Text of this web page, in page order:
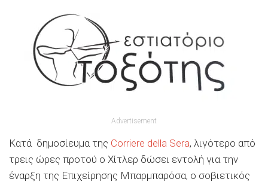
Advertisement
Κατά δημοσίευμα της Corriere della Sera, λιγότερο από
τρεις ώρες προτού ο Χίτλερ δώσει εντολή για την
έναρξη της Επιχείρησης Μπαρμπαρόσα, ο σοβιετικός